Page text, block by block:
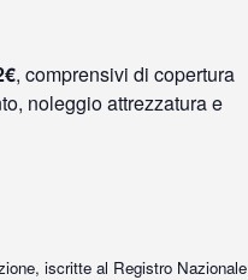
, comprensivi di copertura
noleggio attrezzatura e
iscritte al Registro Nazionale